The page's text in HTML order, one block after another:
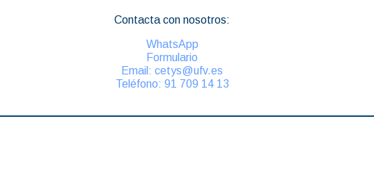
Contacta con nosotros:
WhatsApp
Formulario
Email: cetys@ufv.es
Teléfono: 91 709 14 13